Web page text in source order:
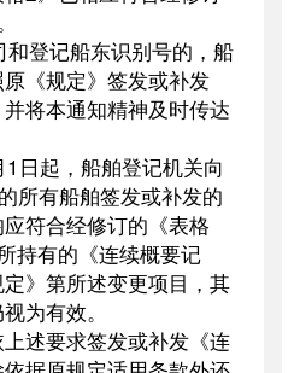
登记船东识别号的，船
《规定》签发或补发
并将本通知精神及时传达
1 日起，船舶登记机关向
所有船舶签发或补发的
应符合经修订的《表格
持有的《连续概要记
》第所述变更项目，其
为有效。
述要求签发或补发《连